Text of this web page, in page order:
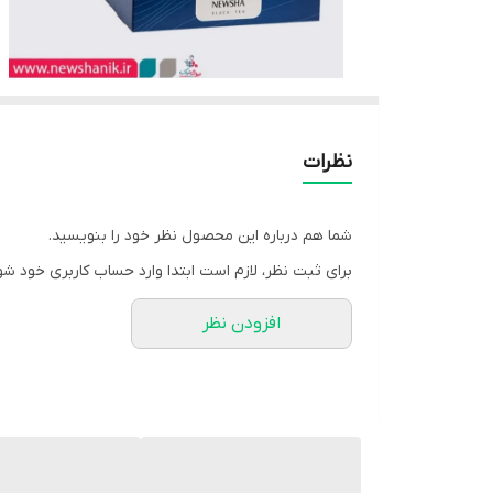
نظرات
شما هم درباره این محصول نظر خود را بنویسید.
برای ثبت نظر، لازم است ابتدا وارد حساب کاربری خود
افزودن نظر